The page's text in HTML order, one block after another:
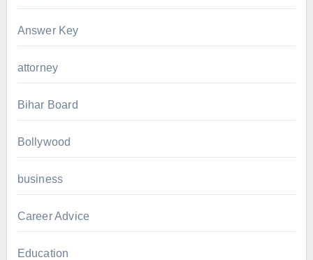
Answer Key
attorney
Bihar Board
Bollywood
business
Career Advice
Education